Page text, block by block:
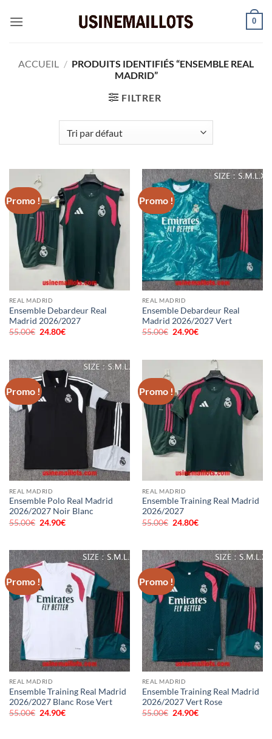
0
ACCUEIL / PRODUITS IDENTIFIÉS “ENSEMBLE REAL
MADRID”
FILTRER
Promo !
REAL MADRID
Ensemble Debardeur Real
Madrid 2026/2027
55.00€ Le
55.00€.
24.80€Le
24.80€.
Promo !
REAL MADRID
Ensemble Debardeur Real
Madrid 2026/2027 Vert
55.00€ Le
24.90€Le
24.90€.
Promo !
REAL MADRID
Ensemble Polo Real Madrid
2026/2027 Noir Blanc
55.00€ Le
55.00€.
24.90€Le
24.90€.
Promo !
REAL MADRID
Ensemble Training Real Madrid
2026/2027
55.00€ Le
55.00€.
24.80€Le
24.80€.
Promo !
REAL MADRID
Ensemble Training Real Madrid
2026/2027 Blanc Rose Vert
55.00€ Le
24.90€Le
Promo !
REAL MADRID
Ensemble Training Real Madrid
2026/2027 Vert Rose
55.00€ Le
24.90€Le